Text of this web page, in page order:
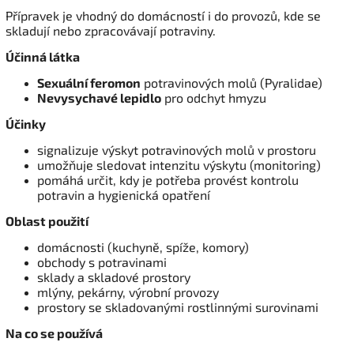
Přípravek je vhodný do domácností i do provozů, kde se
skladují nebo zpracovávají potraviny.
Účinná látka
Sexuální feromon potravinových molů (Pyralidae)
Nevysychavé lepidlo pro odchyt hmyzu
Účinky
signalizuje výskyt potravinových molů v prostoru
umožňuje sledovat intenzitu výskytu (monitoring)
pomáhá určit, kdy je potřeba provést kontrolu
potravin a hygienická opatření
Oblast použití
domácnosti (kuchyně, spíže, komory)
obchody s potravinami
sklady a skladové prostory
mlýny, pekárny, výrobní provozy
prostory se skladovanými rostlinnými surovinami
Na co se používá